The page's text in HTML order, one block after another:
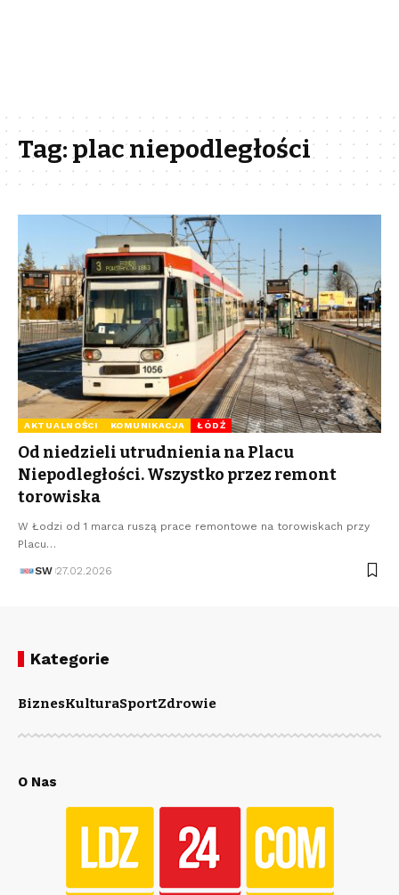
Tag:plac niepodległości
AKTUALNOŚCI KOMUNIKACJA ŁÓDŹ
Od niedzieli utrudnienia na Placu
Niepodległości. Wszystko przez remont
torowiska
W Łodzi od 1 marca ruszą prace remontowe na torowiskach przy
Placu…
SW 27.02.2026
Kategorie
BiznesKulturaSportZdrowie
O Nas